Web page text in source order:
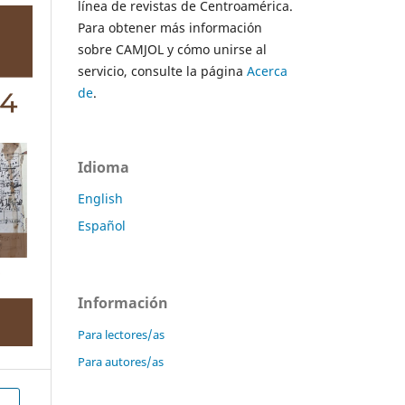
línea de revistas de Centroamérica.
Para obtener más información
sobre CAMJOL y cómo unirse al
servicio, consulte la página Acerca
de.
Idioma
English
Español
Información
Para lectores/as
Para autores/as